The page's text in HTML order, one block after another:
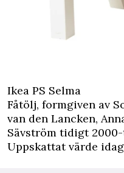
Ikea PS Selma
Fåtölj, formgiven av
van den Lancken,
Sävström tidigt
Uppskattat värde